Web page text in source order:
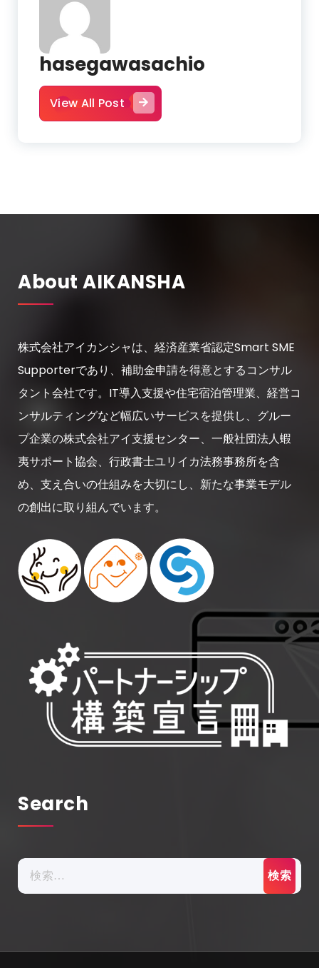
hasegawasachio
View All Post
About AIKANSHA
株式会社アイカンシャは、経済産業省認定Smart SME
Supporterであり、補助金申請を得意とするコンサル
タント会社です。IT導入支援や住宅宿泊管理業、経営コ
ンサルティングなど幅広いサービスを提供し、グルー
プ企業の株式会社アイ支援センター、一般社団法人蝦
夷サポート協会、行政書士ユリイカ法務事務所を含
め、支え合いの仕組みを大切にし、新たな事業モデル
の創出に取り組んでいます。
Search
検
索: